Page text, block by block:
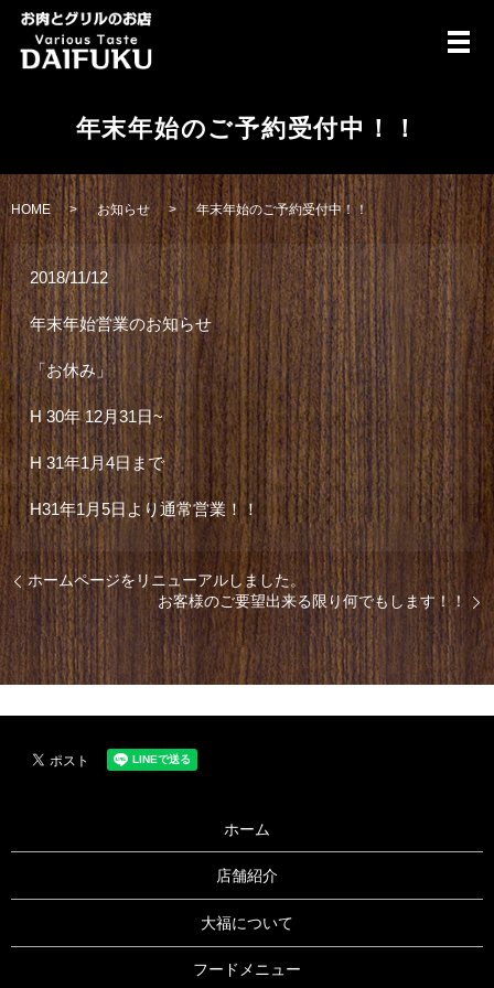
メ
年末年始のご予約受付中！！
HOME お知らせ 年末年始のご予約受付中！！
2018/11/12
年末年始営業のお知らせ
「お休み」
H 30年 12月31日~
H 31年1月4日まで
H31年1月5日より通常営業！！
ホームページをリニューアルしました。
お客様のご要望出来る限り何でもします！！
ホーム
店舗紹介
大福について
フードメニュー